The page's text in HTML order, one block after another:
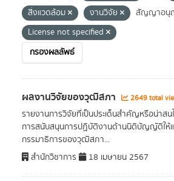
สิ่งแวดล้อม
งานวิจัย
สัญญาอนุ
License not specified
กรองผลลัพธ์
ผลงานวิจัยของวุฒิสภา 2649 total
รายงานการวิจัยที่เป็นประเด็นสำคัญหรือน่าสน
การสนับสนุนการปฏิบัติงานด้านนิติบัญญัติให้
กรรมาธิการของวุฒิสภา...
สำนักวิชาการ
18 เมษายน 2567